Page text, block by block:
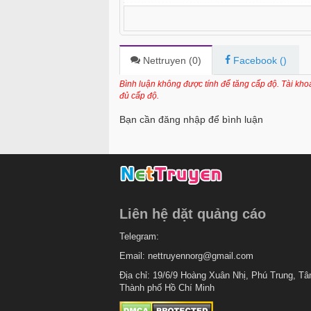
Chapter 188
Chapter 187
Chapter 186
Chapter 184
Chapter 182
Chapter 180
Chapter 179
Chapter 177
Nettruyen (0) Facebook ()
Bình luận không được tính để tăng cấp độ. Tài
đủ cấp độ.
Bạn cần đăng nhập để bình luận
Liên hệ dặt quảng cáo
Telegram:
Email: nettruyennorg@gmail.com
Địa chỉ: 19/6/9 Hoàng Xuân Nhị, Phú Trung,
Thành phố Hồ Chí Minh